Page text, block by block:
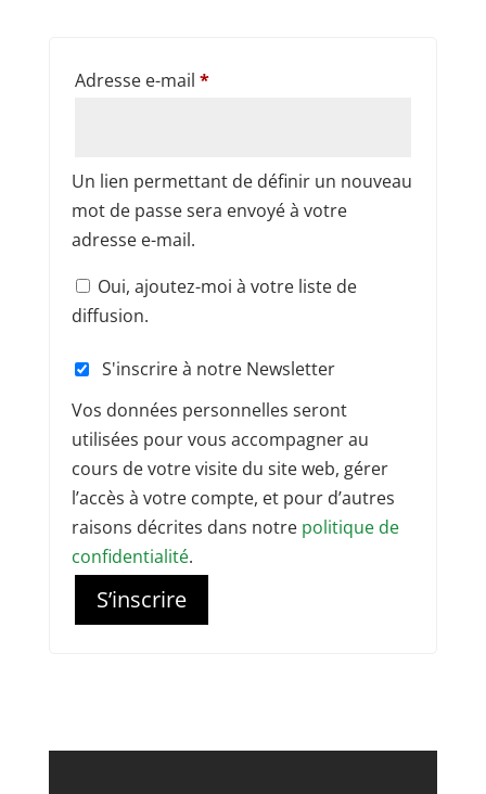
Adresse e-mail *Obligatoire
Un lien permettant de définir un nouveau
mot de passe sera envoyé à votre
adresse e-mail.
Oui, ajoutez-moi à votre liste de
diffusion.
S'inscrire à notre Newsletter
Vos données personnelles seront
utilisées pour vous accompagner au
cours de votre visite du site web, gérer
l’accès à votre compte, et pour d’autres
raisons décrites dans notre politique de
confidentialité.
S’inscrire